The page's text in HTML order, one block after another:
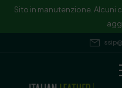
Sito in manutenzione.